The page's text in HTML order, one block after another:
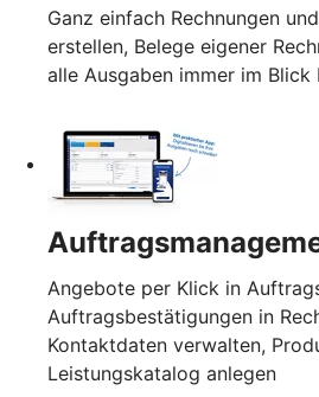
Ganz einfach Rechnungen
erstellen, Belege eigener
alle Ausgaben immer im Blick
Angebote per Klick in
Auftragsbestätigungen in
Kontaktdaten verwalten,
Leistungskatalog anlegen